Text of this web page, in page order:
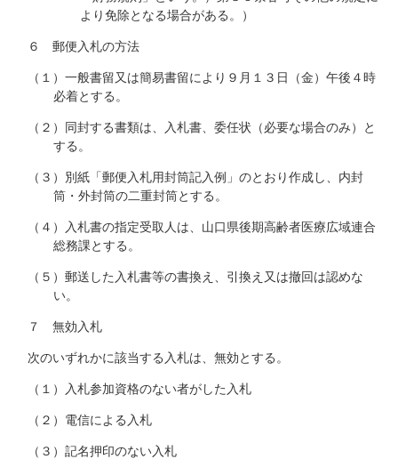
より免除となる場合がある。）
６ 郵便入札の方法
（１）一般書留又は簡易書留により９月１３日（金）午後４時
必着とする。
（２）同封する書類は、入札書、委任状（必要な場合のみ）と
する。
（３）別紙「郵便入札用封筒記入例」のとおり作成し、内封
筒・外封筒の二重封筒とする。
（４）入札書の指定受取人は、山口県後期高齢者医療広域連合
総務課とする。
（５）郵送した入札書等の書換え、引換え又は撤回は認めな
い。
７ 無効入札
次のいずれかに該当する入札は、無効とする。
（１）入札参加資格のない者がした入札
（２）電信による入札
（３）記名押印のない入札